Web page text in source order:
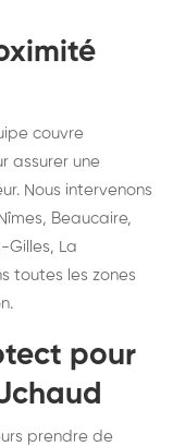
couvre
assurer une
Nous intervenons
Beaucaire,
Gilles, La
toutes les zones
pour
prendre de